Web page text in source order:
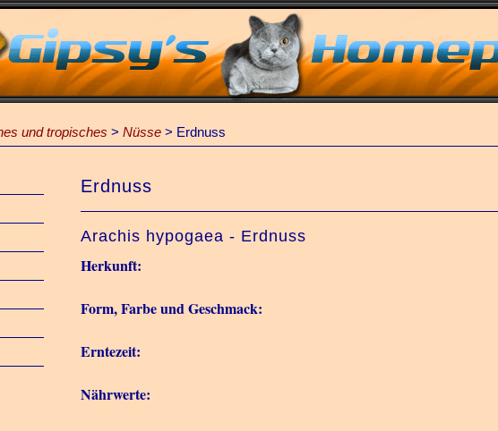
und tropisches > Nüsse > Erdnuss
Erdnuss
Arachis hypogaea - Erdnuss
Herkunft:
Form, Farbe und Geschmack:
Erntezeit:
Nährwerte: